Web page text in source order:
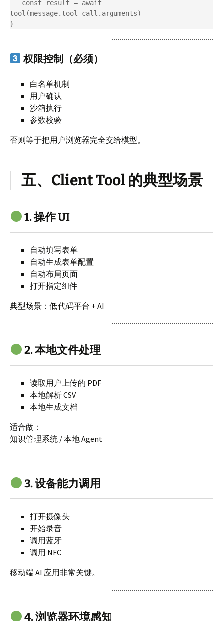
tool(message.tool_call.arguments)
权限控制（必须）
白名单机制
用户确认
沙箱执行
参数校验
否则等于把用户浏览器完全交给模型。
五、Client Tool 的典型场景
1. 操作 UI
自动填写表单
自动生成表单配置
自动布局页面
打开指定组件
典型场景：低代码平台 + AI
2. 本地文件处理
读取用户上传的 PDF
本地解析 CSV
本地生成文档
适合做：
知识管理系统 / 本地 Agent
3. 设备能力调用
打开摄像头
开始录音
调用蓝牙
调用 NFC
移动端 AI 应用非常关键。
4. 浏览器环境感知